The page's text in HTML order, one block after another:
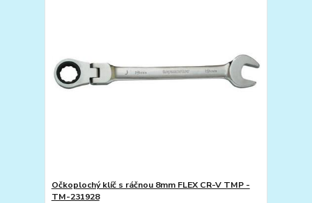
Očkoplochý klíč s ráčnou 8mm FLEX CR-V TMP -
TM-231928